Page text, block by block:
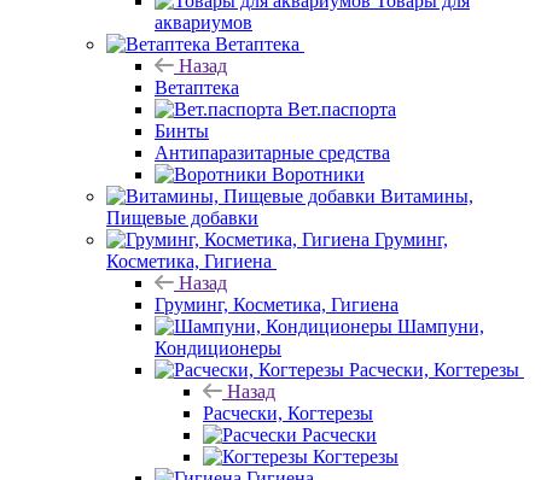
аквариумов
Ветаптека
Назад
Ветаптека
Вет.паспорта
Бинты
Антипаразитарные средства
Воротники
Витамины,
Пищевые добавки
Груминг,
Косметика, Гигиена
Назад
Груминг, Косметика, Гигиена
Шампуни,
Кондиционеры
Расчески, Когтерезы
Назад
Расчески, Когтерезы
Расчески
Когтерезы